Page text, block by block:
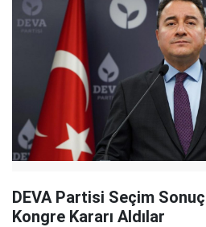
DEVA Partisi Seçim
Kongre Kararı Aldılar